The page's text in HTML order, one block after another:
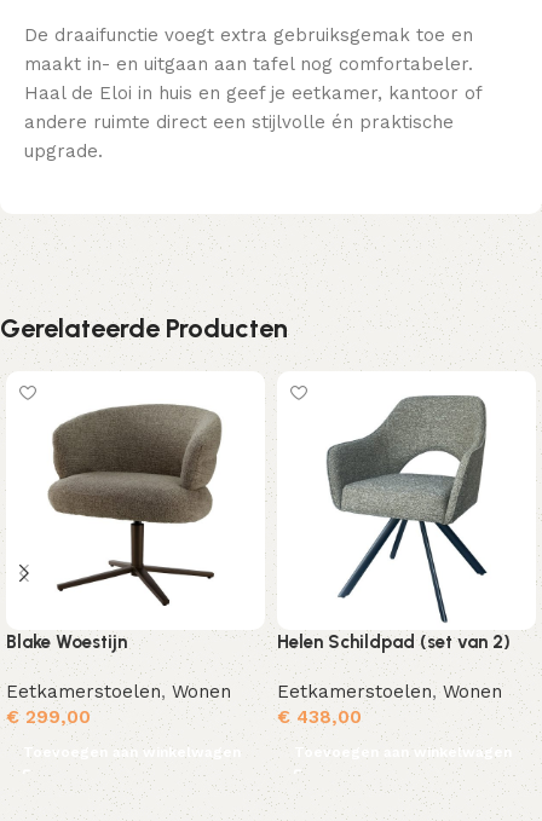
De draaifunctie voegt extra gebruiksgemak toe en
maakt in- en uitgaan aan tafel nog comfortabeler.
Haal de Eloi in huis en geef je eetkamer, kantoor of
andere ruimte direct een stijlvolle én praktische
upgrade.
Gerelateerde Producten
Blake Woestijn
Eetkamerstoelen, Wonen
€299,00
Toevoegen aan winkelwagen
Helen Schildpad (set van 2)
Eetkamerstoelen,Wonen
€438,00
Toevoegen aan winkelwagen